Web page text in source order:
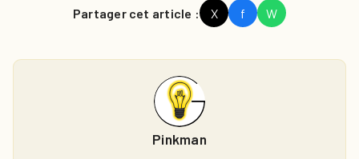
Partager cet article : X f W
Pinkman